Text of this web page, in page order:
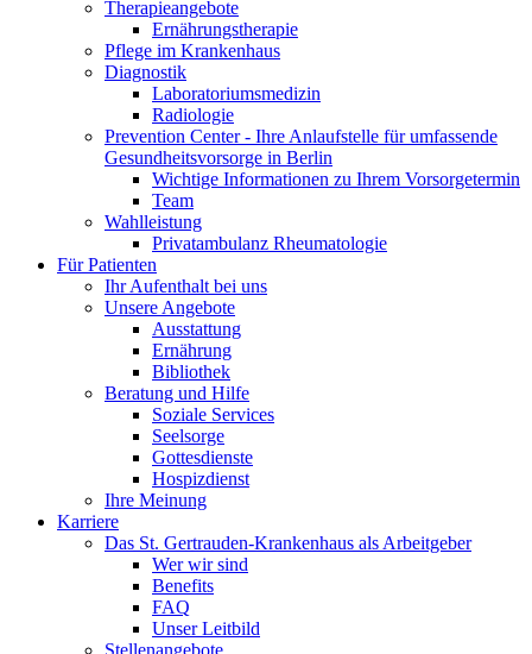
Therapieangebote
Ernährungstherapie
Pflege im Krankenhaus
Diagnostik
Laboratoriumsmedizin
Radiologie
Prevention Center - Ihre Anlaufstelle für umfassende
Gesundheitsvorsorge in Berlin
Wichtige Informationen zu Ihrem Vorsorgetermin
Team
Wahlleistung
Privatambulanz Rheumatologie
Für Patienten
Ihr Aufenthalt bei uns
Unsere Angebote
Ausstattung
Ernährung
Bibliothek
Beratung und Hilfe
Soziale Services
Seelsorge
Gottesdienste
Hospizdienst
Ihre Meinung
Karriere
Das St. Gertrauden-Krankenhaus als Arbeitgeber
Wer wir sind
Benefits
FAQ
Unser Leitbild